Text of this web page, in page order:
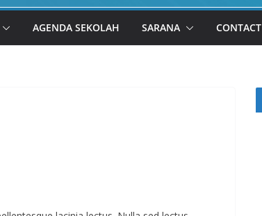
AGENDA SEKOLAH SARANA CONTACT